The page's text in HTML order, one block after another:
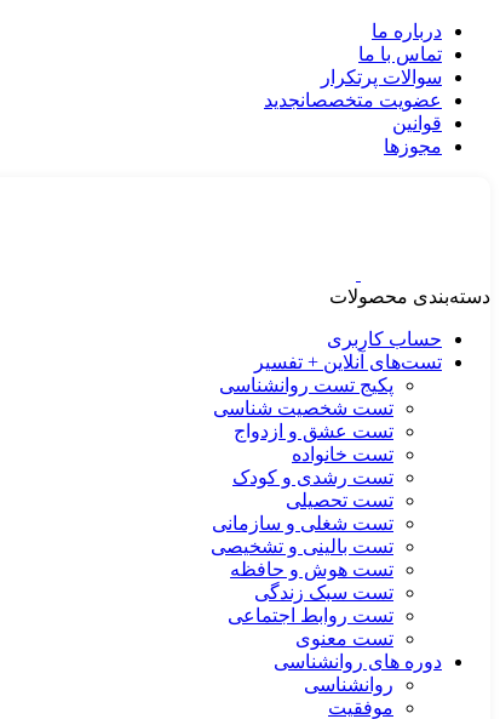
درباره ما
تماس با ما
سوالات پرتکرار
عضویت متخصصانجدید
قوانین
مجوزها
دسته‌بندی محصولات
حساب کاربری
تست‌های آنلاین + تفسیر
پکیج تست روانشناسی
تست شخصیت شناسی
تست عشق و ازدواج
تست خانواده
تست رشدی و کودک
تست تحصیلی
تست شغلی و سازمانی
تست بالینی و تشخیصی
تست هوش و حافظه
تست سبک زندگی
تست روابط اجتماعی
تست معنوی
دوره های روانشناسی
روانشناسی
موفقیت